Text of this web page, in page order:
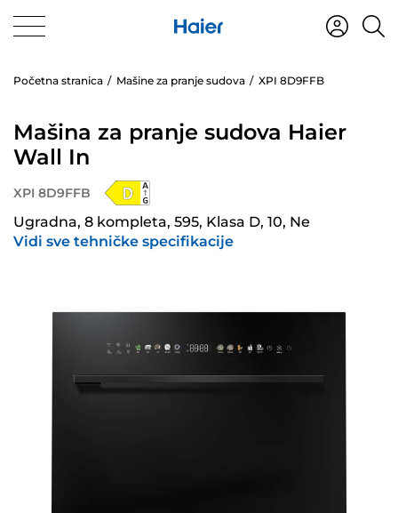
Početna stranica Mašine za pranje sudova XPI 8D9FFB
Mašina za pranje sudova Haier
Wall In
XPI 8D9FFB
Ugradna, 8 kompleta, 595, Klasa D, 10, Ne
Vidi sve tehničke specifikacije